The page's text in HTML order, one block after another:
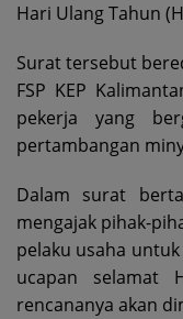
Hari Ulang Tahun
Surat tersebut
FSP KEP
pekerja yang
pertambangan
Dalam surat
mengajak pihak-
pelaku usaha
ucapan selamat
rencananya akan